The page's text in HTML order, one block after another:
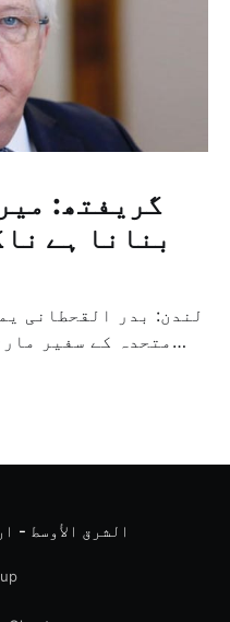
گریفتھ:
بنانا ہے
لندن: بدر القحطانی
متحدہ کے سفیر
ثالثی اور اس کشمکش
الشرق الأوسط -